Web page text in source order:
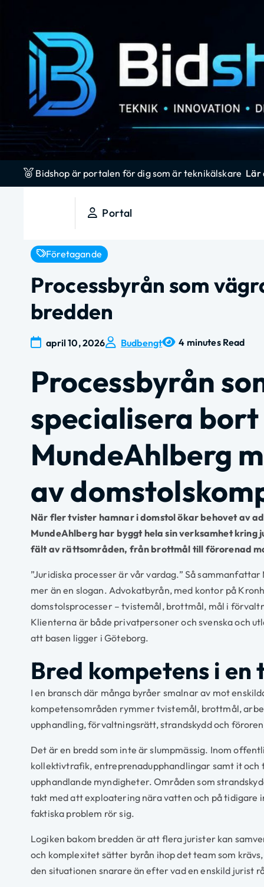
Bidshop är portalen för dig som är teknikälskare Lär
Bidshop
Portal
Företagande
Processbyrån som
bredden
april 10, 2026 Budbengt 4 minutes Read
Processbyrån
specialisera
MundeAhlberg
av
När fler tvister hamnar i domstol ökar behovet av
MundeAhlberg har byggt hela sin verksamhet
fält av rättsområden, från brottmål till förorenad
”Juridiska processer är vår vardag.” Så
mer än en slogan. Advokatbyrån, med kontor på
domstolsprocesser – tvistemål, brottmål, mål i
Klienterna är både privatpersoner och svenska och
att basen ligger i Göteborg.
Bred kompetens i
I en bransch där många byråer smalnar av mot
kompetensområden rymmer tvistemål, brottmål,
upphandling, förvaltningsrätt, strandskydd och
Det är en bredd som inte är slumpmässig. Inom
kollektivtrafik, entreprenadupphandlingar samt it och
upphandlande myndigheter. Områden som
takt med att exploatering nära vatten och på
faktiska problem rör sig.
Logiken bakom bredden är att flera jurister kan
och komplexitet sätter byrån ihop det team som
den situationen snarare än efter vad en enskild jurist